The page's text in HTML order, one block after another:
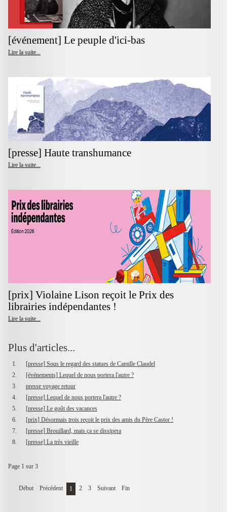
[événement] Le peuple d'ici-bas
Lire la suite...
[presse] Haute transhumance
Lire la suite...
[prix] Violaine Lison reçoit le Prix des
librairies indépendantes !
Lire la suite...
Plus d'articles...
[presse] Sous le regard des statues de Camille Claudel
[événements] Lequel de nous portera l'autre ?
presse voyage retour
[presse] Lequel de nous portera l'autre ?
[presse] Le goût des vacances
[prix] Désormais trois reçoit le prix des amis du Père Castor !
[presse] Brouillard, mais ça se dissipera
[presse] La très vieille
Page 1 sur 3
Début Précédent 1 2 3 Suivant Fin